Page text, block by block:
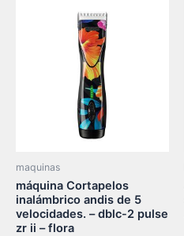
maquinas
máquina Cortapelos
inalámbrico andis de 5
velocidades. – dblc-2 pulse
zr ii – flora